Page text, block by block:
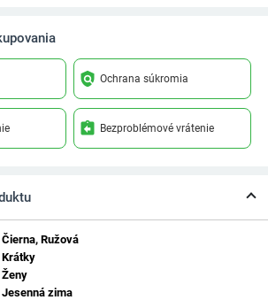
policy Ochrana súkromia
assignment_return Bezproblémové vrátenie
Čierna, Ružová
Krátky
Ženy
Jesenná zima